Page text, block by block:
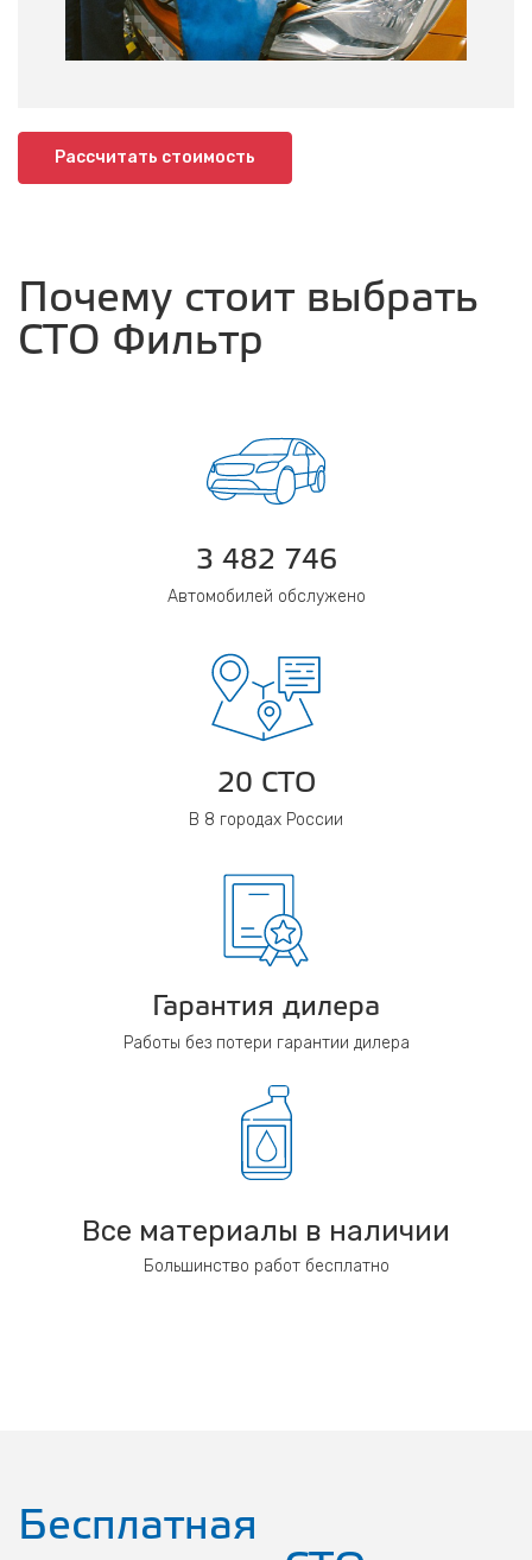
Рассчитать стоимость
Почему стоит выбрать
СТО Фильтр
3 482 746
Автомобилей обслужено
20 СТО
В 8 городах России
Гарантия дилера
Работы без потери гарантии дилера
Все материалы в наличии
Большинство работ бесплатно
Бесплатная